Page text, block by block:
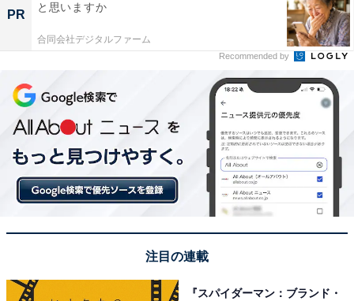
1位には、秋田県にある乳頭温泉郷が選ばれました。乳
頭温泉郷は、十和田・八幡平国立公園乳頭山麓に点在す
る七湯を指します。
この七湯はそれぞれ独自に源泉を持ち、泉質は乳頭温泉
郷で十種類以上。多種多様なお湯を楽しめる温泉郷とし
て人気です。
乳頭温泉郷の宿に宿泊すると購入できる「湯めぐり帖」
宿で提供される山菜やきのこもおいしく、満足できる温
PR
と思いますか
合同会社デジタルファーム
Recommended by
注目の連載
『スパイダーマン：ブランド・